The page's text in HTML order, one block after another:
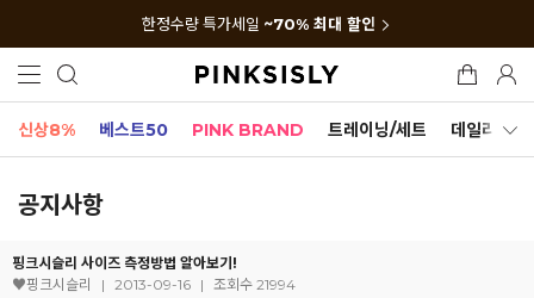
한정수량 특가세일 ~70% 최대 할인
신상8% 베스트50 PINK BRAND 트레이닝/세트 데일리세트
공지사항
핑크시슬리 사이즈 측정방법 알아보기!
♥핑크시슬리
| 2013-09-16 | 조회수 21994